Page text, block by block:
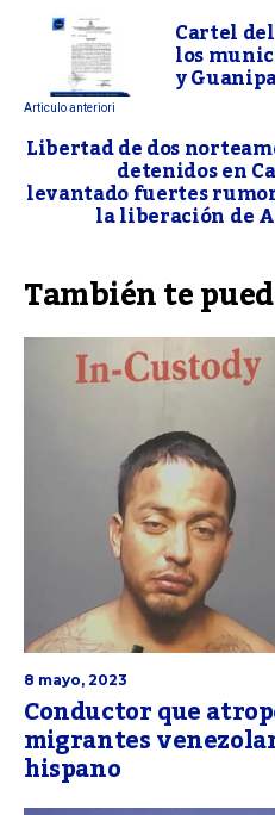
Cartel
los
y
Articulo anteriori
Libertad de dos
detenidos en
levantado fuertes
la liberación de
También te
8 mayo, 2023
Conductor que
migrantes
hispano